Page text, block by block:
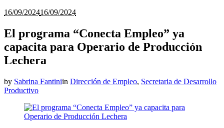
16/09/202416/09/2024
El programa “Conecta Empleo” ya
capacita para Operario de Producción
Lechera
by Sabrina Fantiniin Dirección de Empleo, Secretaria de Desarrollo
Productivo